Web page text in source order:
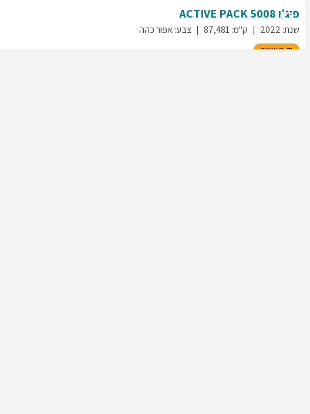
פיג'ו5008
ACTIVE PACK
שנת:
2022 ק"מ:
87,481 צבע:אפור כהה
יד ראשונה